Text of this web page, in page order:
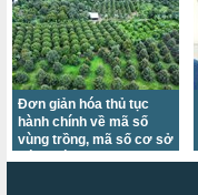
Đơn giản hóa thủ tục
hành chính về mã số
vùng trồng, mã số cơ sở